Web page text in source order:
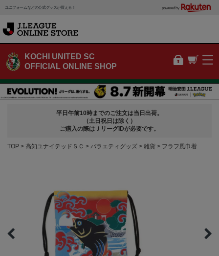
ユニフォームなどの公式グッズが買える！ powered by
KOCHI UNITED SC
OFFICIAL ONLINE SHOP
平日午前10時までのご注文は当日出荷。
（土日祝日は除く）
ご購入の際はＪリーグIDが必要です。
TOP 高知ユナイテッドＳＣ バラエティグッズ 雑貨 フラフ風巾着